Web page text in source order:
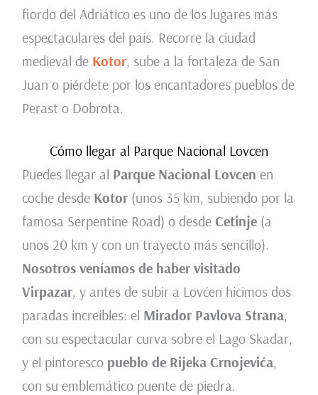
fiordo del Adriático es uno de los lugares más
espectaculares del país. Recorre la ciudad
medieval de Kotor, sube a la fortaleza de San
Juan o piérdete por los encantadores pueblos de
Perast o Dobrota.
Cómo llegar al Parque Nacional Lovcen
Puedes llegar al Parque Nacional Lovcen en
coche desde Kotor(unos 35 km, subiendo por la
famosa Serpentine Road) o desde Cetinje(a
unos 20 km y con un trayecto más sencillo).
Nosotros veníamos de haber visitado
Virpazar, y antes de subir a Lovćen hicimos dos
paradas increíbles: el Mirador Pavlova Strana,
con su espectacular curva sobre el Lago Skadar,
y el pintoresco pueblo de Rijeka Crnojevića,
con su emblemático puente de piedra.